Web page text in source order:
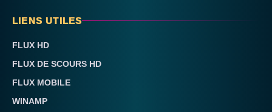
LIENS UTILES
FLUX HD
FLUX DE SCOURS HD
FLUX MOBILE
WINAMP